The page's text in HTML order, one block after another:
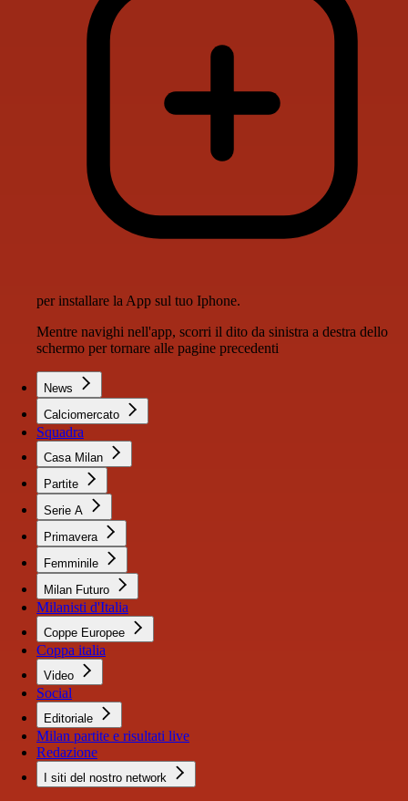
per installare la App sul tuo Iphone.
Mentre navighi nell'app, scorri il dito da sinistra a destra dello
schermo per tornare alle pagine precedenti
News
Calciomercato
Squadra
Casa Milan
Partite
Serie A
Primavera
Femminile
Milan Futuro
Milanisti d'Italia
Coppe Europee
Coppa italia
Video
Social
Editoriale
Milan partite e risultati live
Redazione
I siti del nostro network